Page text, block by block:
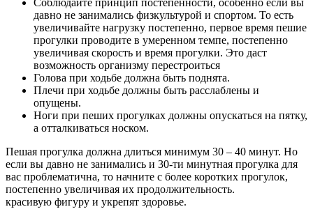
давно не занимались физкультурой и спортом. То есть
увеличивайте нагрузку постепенно, первое время пешие
прогулки проводите в умеренном темпе, постепенно
увеличивая скорость и время прогулки. Это даст
возможность организму перестроиться
Голова при ходьбе должна быть поднята.
Плечи при ходьбе должны быть расслаблены и
опущены.
Ноги при пеших прогулках должны опускаться на пятку,
а отталкиваться носком.
Пешая прогулка должна длиться минимум 30 – 40 минут. Но
если вы давно не занимались и 30-ти минутная прогулка для
вас проблематична, то начните с более коротких прогулок,
постепенно увеличивая их продолжительность.
красивую фигуру и укрепят здоровье.